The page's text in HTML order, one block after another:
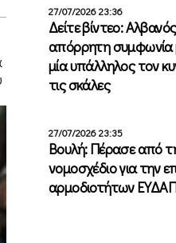
27/07/2026 23:36
Δείτε βίντεο:
απόρρητη συμφωνία
μία υπάλληλος τον
τις σκάλες
27/07/2026 23:35
Βουλή: Πέρασε από
νομοσχέδιο για την
αρμοδιοτήτων